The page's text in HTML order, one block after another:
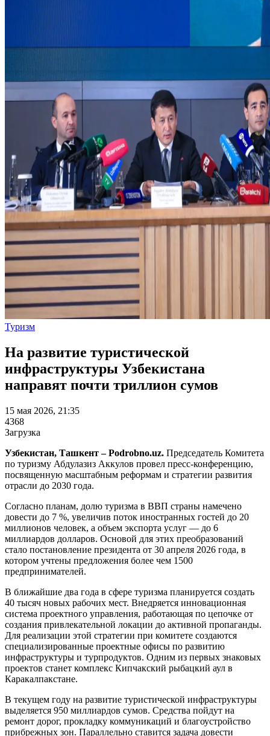
Туризм
На развитие туристической
инфраструктуры Узбекистана
направят почти триллион сумов
15 мая 2026, 21:35
4368
Загрузка
Узбекистан, Ташкент – Podrobno.uz. Председатель Комитета
по туризму Абдулазиз Аккулов провел пресс-конференцию,
посвященную масштабным реформам и стратегии развития
отрасли до 2030 года.
Согласно планам, долю туризма в ВВП страны намечено
довести до 7 %, увеличив поток иностранных гостей до 20
миллионов человек, а объем экспорта услуг — до 6
миллиардов долларов. Основой для этих преобразований
стало постановление президента от 30 апреля 2026 года, в
котором учтены предложения более чем 1500
предпринимателей.
В ближайшие два года в сфере туризма планируется создать
40 тысяч новых рабочих мест. Внедряется инновационная
система проектного управления, работающая по цепочке от
создания привлекательной локации до активной пропаганды.
Для реализации этой стратегии при комитете создаются
специализированные проектные офисы по развитию
инфраструктуры и турпродуктов. Одним из первых знаковых
проектов станет комплекс Кипчакский рыбацкий аул в
Каракалпакстане.
В текущем году на развитие туристической инфраструктуры
выделяется 950 миллиардов сумов. Средства пойдут на
ремонт дорог, прокладку коммуникаций и благоустройство
прибрежных зон. Параллельно ставится задача довести